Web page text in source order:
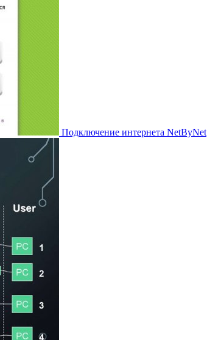
Подключение интернета NetByNet